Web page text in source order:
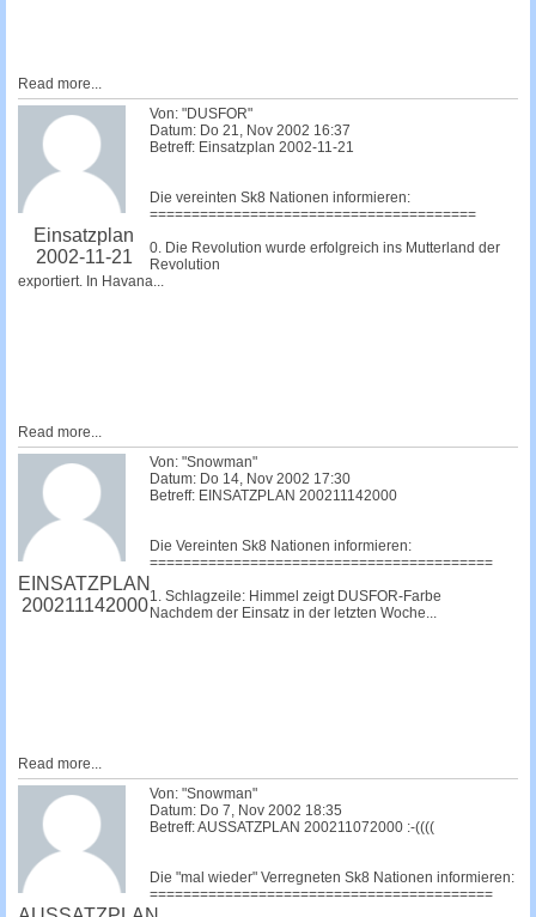
Read more...
Einsatzplan
2002-11-21
Von: "DUSFOR"
Datum: Do 21, Nov 2002 16:37
Betreff: Einsatzplan 2002-11-21
Die vereinten Sk8 Nationen informieren:
=======================================
0. Die Revolution wurde erfolgreich ins Mutterland der
Revolution
exportiert. In Havana...
Read more...
EINSATZPLAN
200211142000
Von: "Snowman"
Datum: Do 14, Nov 2002 17:30
Betreff: EINSATZPLAN 200211142000
Die Vereinten Sk8 Nationen informieren:
=========================================
1. Schlagzeile: Himmel zeigt DUSFOR-Farbe
Nachdem der Einsatz in der letzten Woche...
Read more...
Von: "Snowman"
Datum: Do 7, Nov 2002 18:35
Betreff: AUSSATZPLAN 200211072000 :-((((
Die "mal wieder" Verregneten Sk8 Nationen informieren:
=========================================